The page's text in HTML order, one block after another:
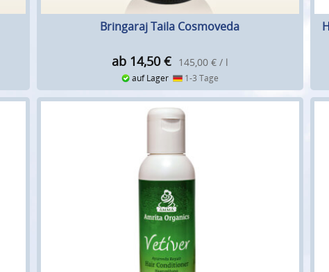
Bringaraj Taila Cosmoveda
ab 14,50 € 145,00 € / l
auf Lager 1-3 Tage